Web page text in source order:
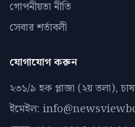
গোপনীয়তা নীতি
সেবার শর্তাবলী
যোগাযোগ করুন
২৩১/৯ হক প্লাজা (২য় তলা),
ইমেইল: